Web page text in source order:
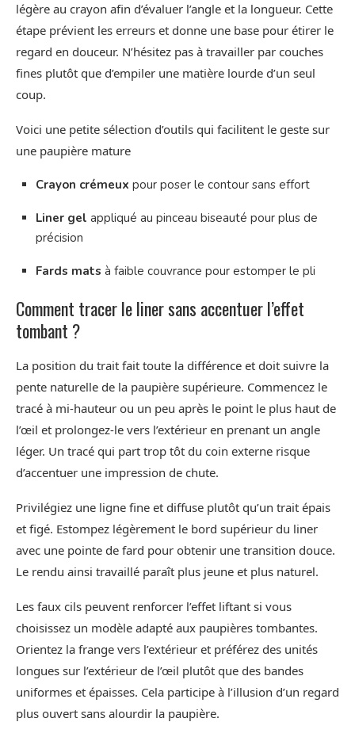
légère au crayon afin d’évaluer l’angle et la longueur. Cette
étape prévient les erreurs et donne une base pour étirer le
regard en douceur. N’hésitez pas à travailler par couches
fines plutôt que d’empiler une matière lourde d’un seul
coup.
Voici une petite sélection d’outils qui facilitent le geste sur
une paupière mature
Crayon crémeux pour poser le contour sans effort
Liner gel appliqué au pinceau biseauté pour plus de
précision
Fards mats à faible couvrance pour estomper le pli
Comment tracer le liner sans accentuer l’effet
tombant ?
La position du trait fait toute la différence et doit suivre la
pente naturelle de la paupière supérieure. Commencez le
tracé à mi-hauteur ou un peu après le point le plus haut de
l’œil et prolongez-le vers l’extérieur en prenant un angle
léger. Un tracé qui part trop tôt du coin externe risque
d’accentuer une impression de chute.
Privilégiez une ligne fine et diffuse plutôt qu’un trait épais
et figé. Estompez légèrement le bord supérieur du liner
avec une pointe de fard pour obtenir une transition douce.
Le rendu ainsi travaillé paraît plus jeune et plus naturel.
Les faux cils peuvent renforcer l’effet liftant si vous
choisissez un modèle adapté aux paupières tombantes.
Orientez la frange vers l’extérieur et préférez des unités
longues sur l’extérieur de l’œil plutôt que des bandes
uniformes et épaisses. Cela participe à l’illusion d’un regard
plus ouvert sans alourdir la paupière.